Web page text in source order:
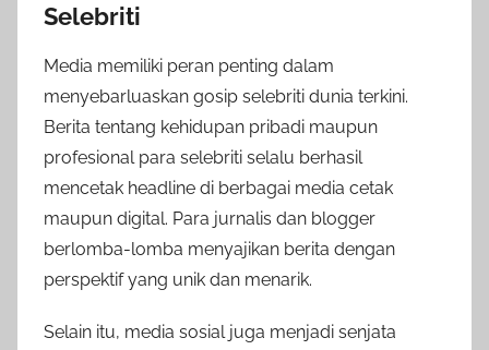
Selebriti
Media memiliki peran penting dalam
menyebarluaskan gosip selebriti dunia terkini.
Berita tentang kehidupan pribadi maupun
profesional para selebriti selalu berhasil
mencetak headline di berbagai media cetak
maupun digital. Para jurnalis dan blogger
berlomba-lomba menyajikan berita dengan
perspektif yang unik dan menarik.
Selain itu, media sosial juga menjadi senjata